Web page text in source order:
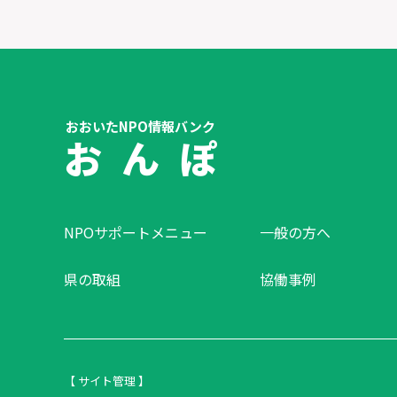
おおいたNPO情報バンク
お ん ぽ
NPOサポートメニュー 一般の方へ
県の取組 協働事例
【 サイト管理 】